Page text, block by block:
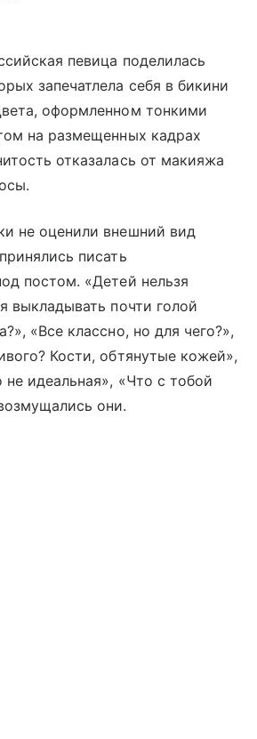
певица поделилась
запечатлела себя в бикини
оформленном тонкими
на размещенных кадрах
отказалась от макияжа
не оценили внешний вид
писать
постом. «Детей нельзя
выкладывать почти голой
«Все классно, но для чего?»,
Кости, обтянутые кожей»,
не идеальная», «Что с тобой
они.